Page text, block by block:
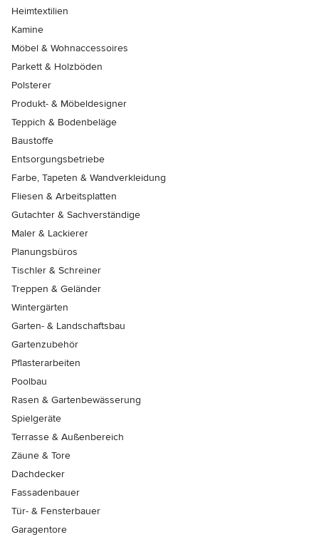
Heimtextilien
Kamine
Möbel & Wohnaccessoires
Parkett & Holzböden
Polsterer
Produkt- & Möbeldesigner
Teppich & Bodenbeläge
Baustoffe
Entsorgungsbetriebe
Farbe, Tapeten & Wandverkleidung
Fliesen & Arbeitsplatten
Gutachter & Sachverständige
Maler & Lackierer
Planungsbüros
Tischler & Schreiner
Treppen & Geländer
Wintergärten
Garten- & Landschaftsbau
Gartenzubehör
Pflasterarbeiten
Poolbau
Rasen & Gartenbewässerung
Spielgeräte
Terrasse & Außenbereich
Zäune & Tore
Dachdecker
Fassadenbauer
Tür- & Fensterbauer
Garagentore